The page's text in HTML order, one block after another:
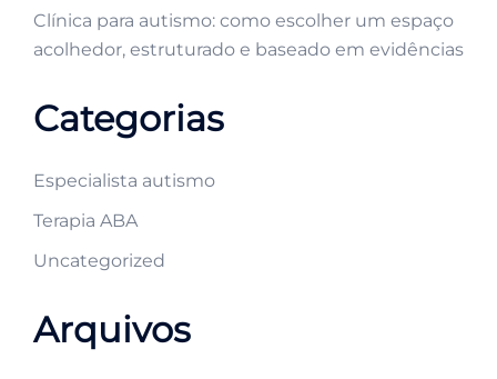
Clínica para autismo: como escolher um espaço
acolhedor, estruturado e baseado em evidências
Categorias
Especialista autismo
Terapia ABA
Uncategorized
Arquivos